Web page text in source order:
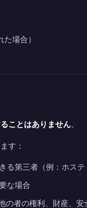
場合）
ことはありません。
す：
第三者（例：ホステ
な場合
者の権利、財産、安